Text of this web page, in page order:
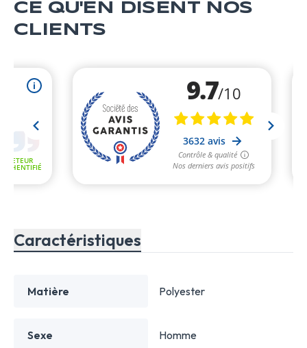
CE QU'EN DISENT NOS
CLIENTS
Caractéristiques
Matière Polyester
Sexe Homme